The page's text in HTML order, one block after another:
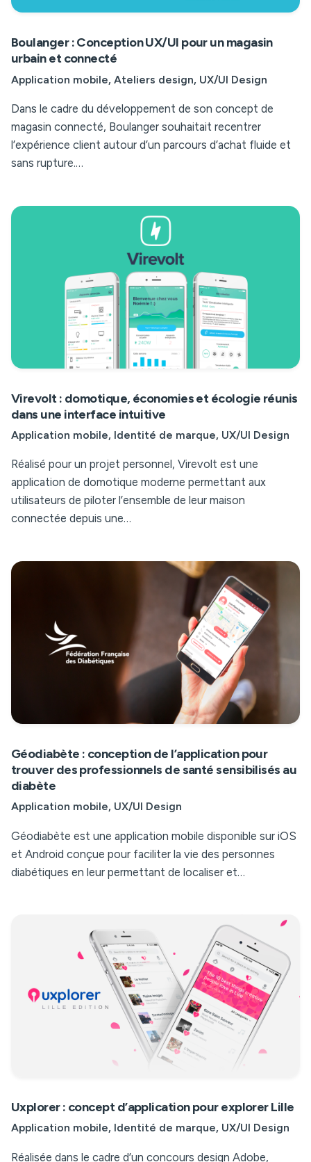
Boulanger : Conception UX/UI pour un magasin
urbain et connecté
Application mobile Ateliers design UX/UI Design
Dans le cadre du développement de son concept de
magasin connecté, Boulanger souhaitait recentrer
l’expérience client autour d’un parcours d’achat fluide et
sans rupture.…
Virevolt : domotique, économies et écologie réunis
dans une interface intuitive
Application mobile Identité de marque UX/UI Design
Réalisé pour un projet personnel, Virevolt est une
application de domotique moderne permettant aux
utilisateurs de piloter l’ensemble de leur maison
connectée depuis une…
Géodiabète : conception de l’application pour
trouver des professionnels de santé sensibilisés au
diabète
Application mobile UX/UI Design
Géodiabète est une application mobile disponible sur iOS
et Android conçue pour faciliter la vie des personnes
diabétiques en leur permettant de localiser et…
Uxplorer : concept d’application pour explorer Lille
Application mobile Identité de marque UX/UI Design
Réalisée dans le cadre d’un concours design Adobe,